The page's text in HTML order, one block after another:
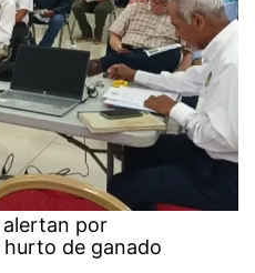
alertan por
de ganado